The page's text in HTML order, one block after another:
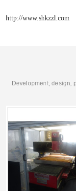
http://www.shkzzl.com
Development, design,